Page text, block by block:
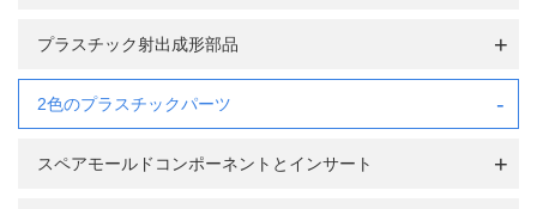
プラスチック射出成形部品
2色のプラスチックパーツ
スペアモールドコンポーネントとインサート